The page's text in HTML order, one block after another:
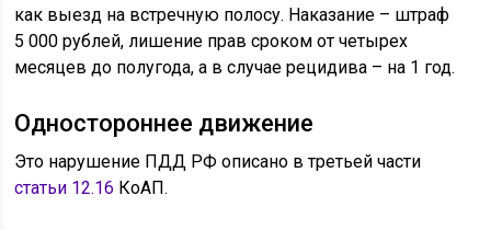
как выезд на встречную полосу. Наказание – штраф
5 000 рублей, лишение прав сроком от четырех
месяцев до полугода, а в случае рецидива – на 1 год.
Одностороннее движение
Это нарушение ПДД РФ описано в третьей части
статьи 12.16 КоАП.